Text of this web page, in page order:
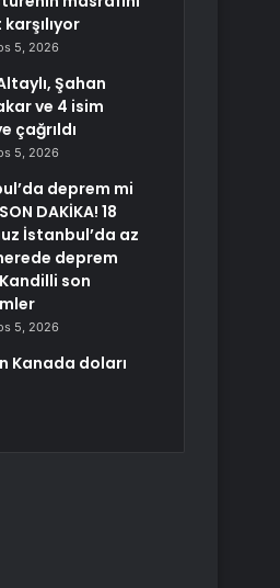
5, 2026
Şahan
ve 4 isim
çağrıldı
5, 2026
deprem mi
DAKİKA! 18
İstanbul’da az
deprem
son
5, 2026
Kanada doları